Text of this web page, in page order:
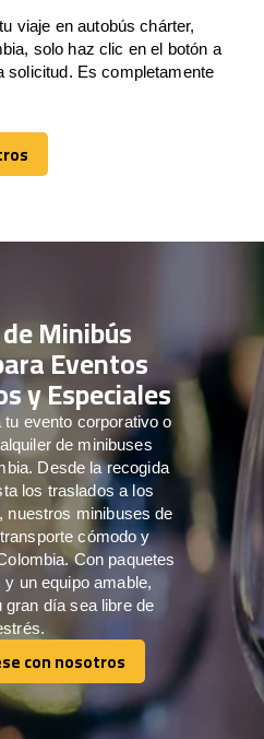
viaje en autobús chárter,
solo haz clic en el botón a
solicitud. Es completamente
Minibús
Eventos
y Especiales
tu evento corporativo o
de minibuses
Desde la recogida
los traslados a los
nuestros minibuses de
cómodo y
Con paquetes
un equipo amable,
gran día sea libre de
con nosotros
con nosotros